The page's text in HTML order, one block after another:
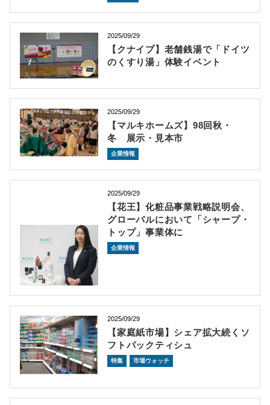
2025/09/29
【クナイプ】老舗銭湯で「ドイツ
のくすり湯」体験イベント
2025/09/29
【マルキホームズ】98回秋・
冬 展示・見本市
企業情報
2025/09/29
【花王】化粧品事業戦略説明会、
グローバルにおいて「シャープ・
トップ」事業体に
企業情報
2025/09/29
【家庭紙市場】シェア拡大続くソ
フトパックティシュ
特集 市場ウォッチ